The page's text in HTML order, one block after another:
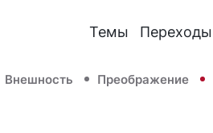
Темы Переходы
Внешность Преображение